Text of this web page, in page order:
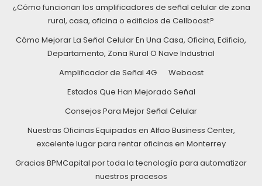
¿Cómo funcionan los amplificadores de señal celular de zona
rural, casa, oficina o edificios de Cellboost?
Cómo Mejorar La Señal Celular En Una Casa, Oficina, Edificio,
Departamento, Zona Rural O Nave Industrial
Amplificador de Señal 4G
Weboost
Estados Que Han Mejorado Señal
Consejos Para Mejor Señal Celular
Nuestras Oficinas Equipadas en Alfao Business Center,
excelente lugar para rentar oficinas en Monterrey
Gracias BPMCapital por toda la tecnología para automatizar
nuestros procesos